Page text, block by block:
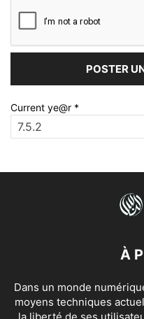
Current ye@r *
À
Dans un monde
moyens techniques
la liberté de ses